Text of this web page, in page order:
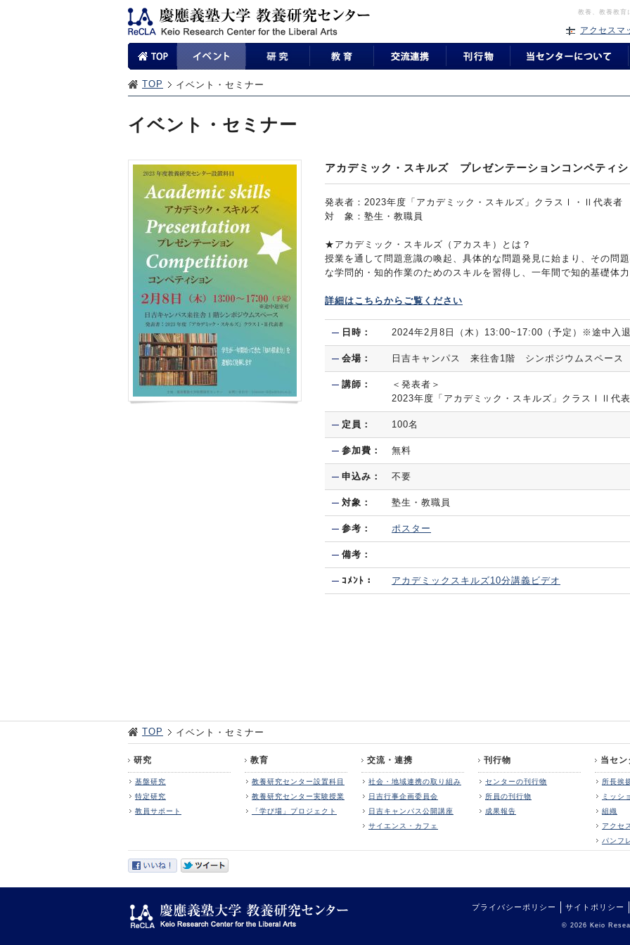
教養、教養教育
アクセスマ
TOP イベント・セミナー
イベント・セミナー
アカデミック・スキルズ プレゼンテーションコンペティシ
発表者：2023年度「アカデミック・スキルズ」クラスⅠ・Ⅱ代表者
対 象：塾生・教職員
★アカデミック・スキルズ（アカスキ）とは？
授業を通して問題意識の喚起、具体的な問題発見に始まり、その問
な学問的・知的作業のためのスキルを習得し、一年間で知的基礎体力
詳細はこちらからご覧ください
日時： 2024年2月8日（木）13:00~17:00（予定）※途中入
会場： 日吉キャンパス 来往舎1階 シンポジウムスペース
講師：
＜発表者＞
2023年度「アカデミック・スキルズ」クラスⅠⅡ代
定員： 100名
参加費： 無料
申込み： 不要
対象： 塾生・教職員
参考： ポスター
備考：
ｺﾒﾝﾄ： アカデミックスキルズ10分講義ビデオ
TOP イベント・セミナー
研究
基盤研究
特定研究
教員サポート
教育
教養研究センター設置科目
教養研究センター実験授業
「学び場」プロジェクト
交流・連携
社会・地域連携の取り組み
日吉行事企画委員会
日吉キャンパス公開講座
サイエンス・カフェ
刊行物
センターの刊行物
所員の刊行物
成果報告
当セン
所長挨
ミッシ
組織
アクセ
パンフ
プライバシーポリシー サイトポリシー
© 2026 Keio